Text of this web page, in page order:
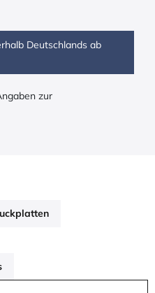
Deutschlands ab
zur